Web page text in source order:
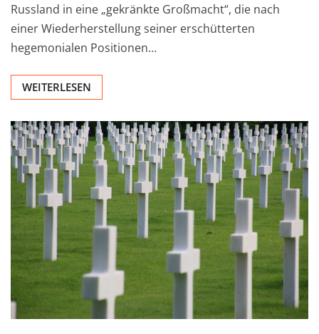
Russland in eine „gekränkte Großmacht“, die nach
einer Wiederherstellung seiner erschütterten
hegemonialen Positionen…
WEITERLESEN